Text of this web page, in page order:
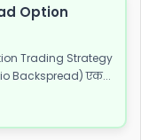
Option
Trading Strategy
Backspread) एक...